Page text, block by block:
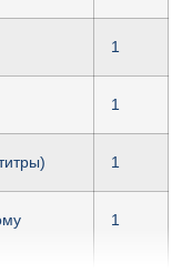
1
1
1
1